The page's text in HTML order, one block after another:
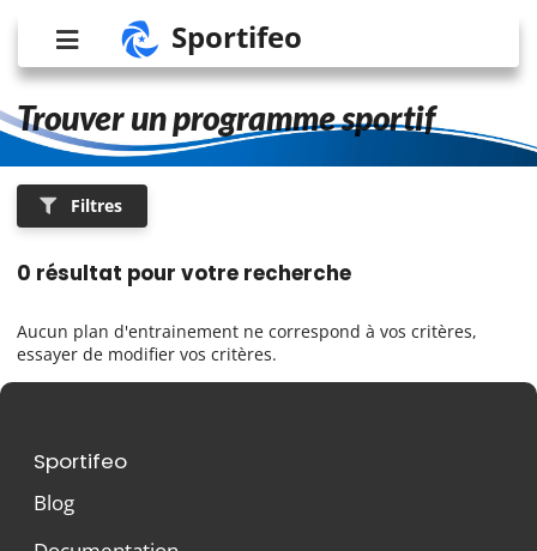
Sportifeo
Trouver un programme sportif
Filtres
0 résultat pour votre recherche
Aucun plan d'entrainement ne correspond à vos critères,
essayer de modifier vos critères.
Sportifeo
Blog